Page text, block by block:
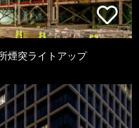
煙突ライトアップ